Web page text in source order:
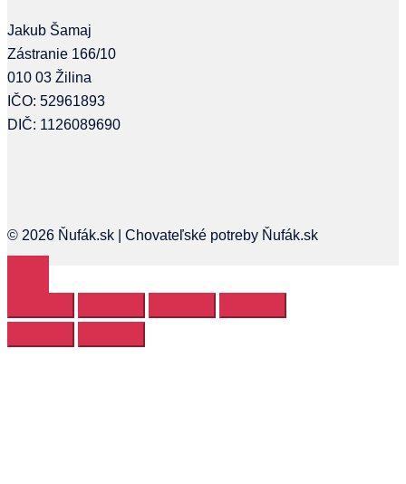
Jakub Šamaj
Zástranie 166/10
010 03 Žilina
IČO: 52961893
DIČ: 1126089690
© 2026 Ňufák.sk | Chovateľské potreby Ňufák.sk